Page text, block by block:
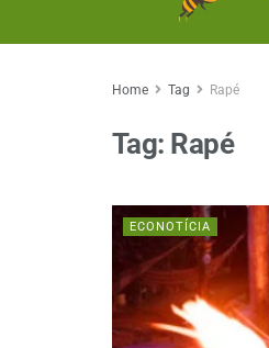
Home Tag Rapé
Tag: Rapé
ECONOTÍCIA